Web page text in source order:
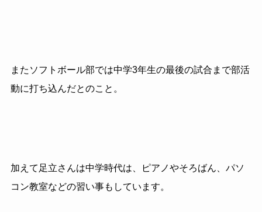
またソフトボール部では中学3年生の最後の試合まで部活
動に打ち込んだとのこと。
加えて足立さんは中学時代は、ピアノやそろばん、パソ
コン教室などの習い事もしています。